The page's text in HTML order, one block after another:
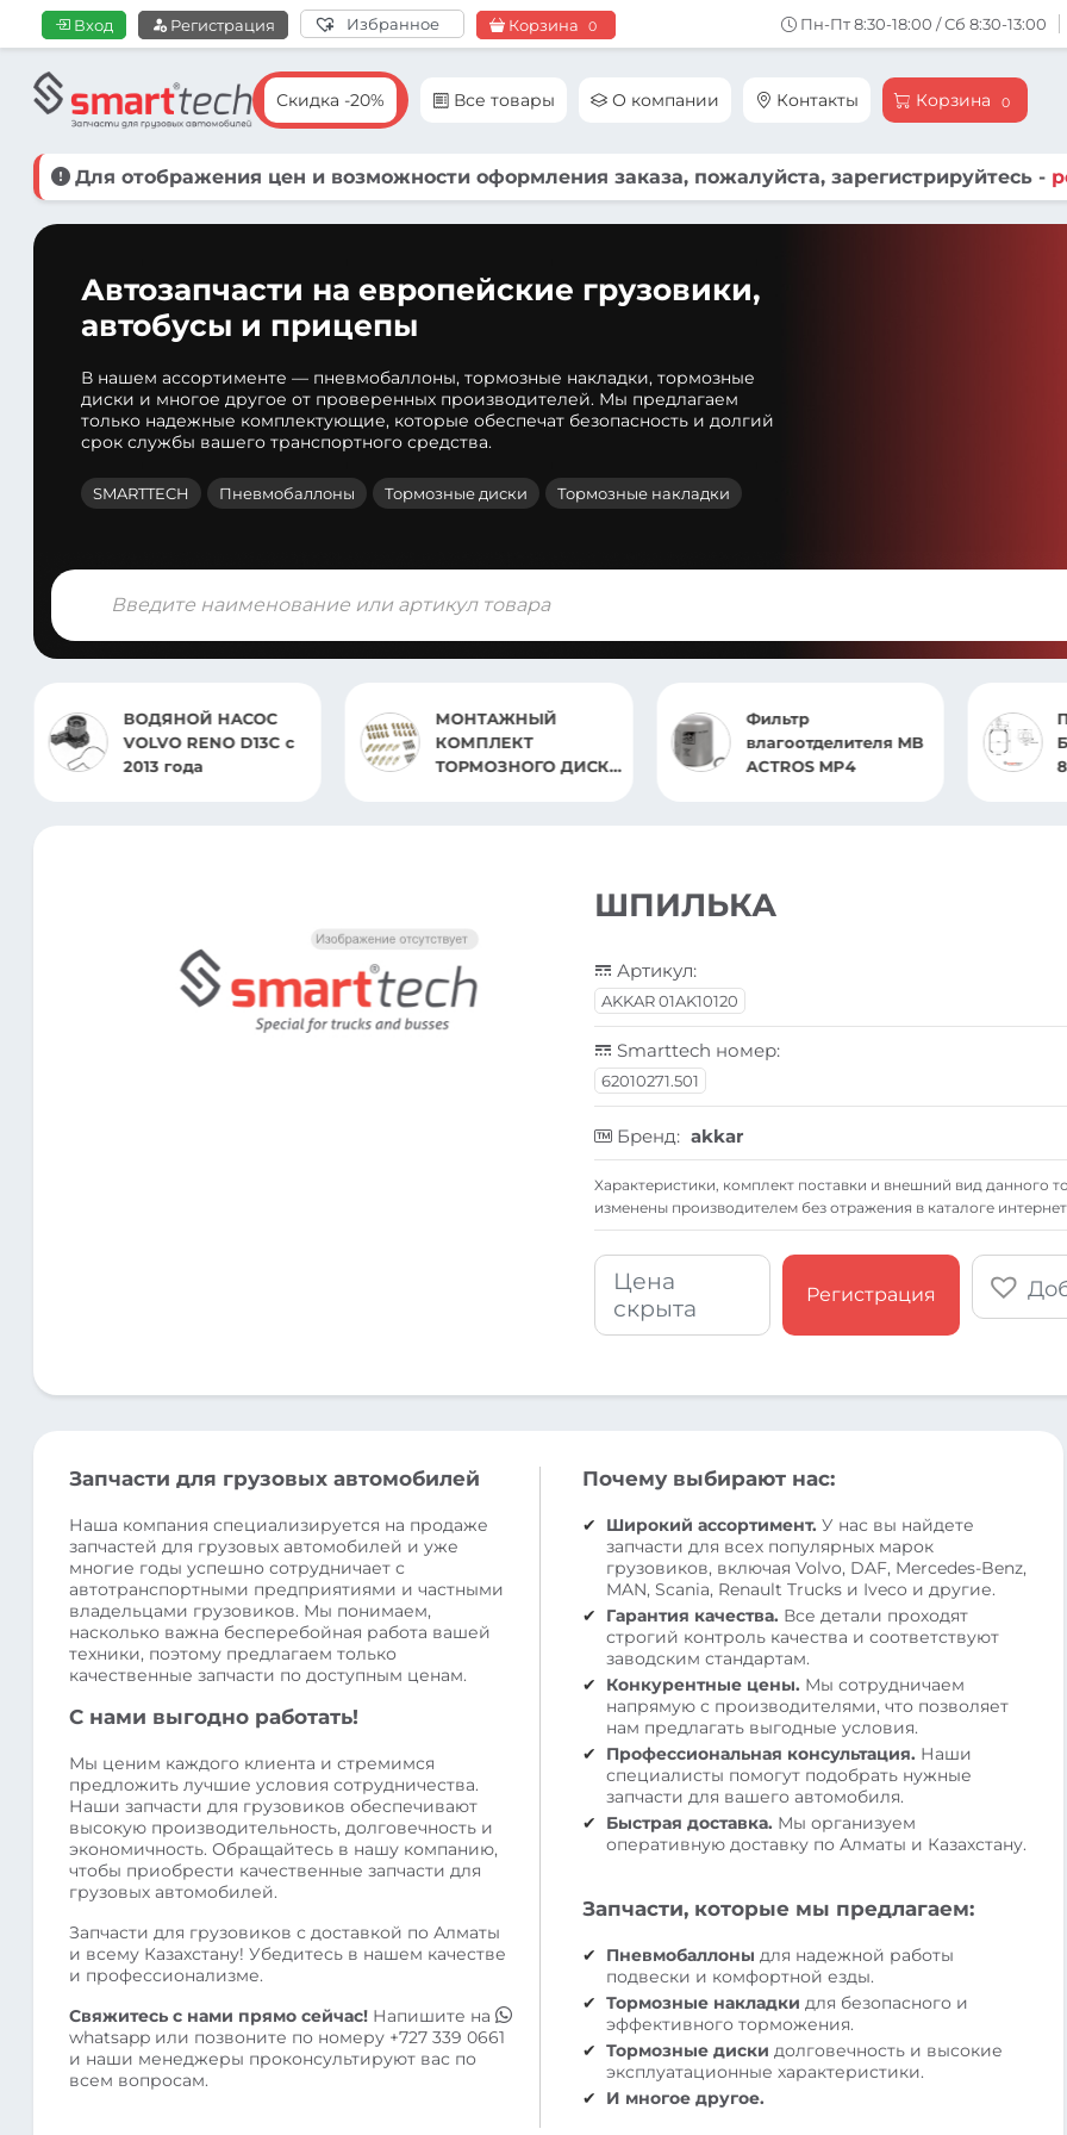
Вход Регистрация Избранное Корзина 0 Пн-Пт 8:30-18:00 / Сб 8:30-13:00
Скидка -20% Все товары О компании Контакты Корзина 0
Для отображения цен и возможности оформления заказа, пожалуйста, зарегистрируйтесь -
Автозапчасти на европейские грузовики,
автобусы и прицепы
В нашем ассортименте — пневмобаллоны, тормозные накладки, тормозные
диски и многое другое от проверенных производителей. Мы предлагаем
только надежные комплектующие, которые обеспечат безопасность и долгий
срок службы вашего транспортного средства.
SMARTTECH Пневмобаллоны Тормозные диски Тормозные накладки
Поиск
товаров
ВОДЯНОЙ НАСОС
VOLVO RENO D13C с
2013 года
МОНТАЖНЫЙ
КОМПЛЕКТ
ТОРМОЗНОГО ДИСКА
Фильтр
влагоотделителя MB
ACTROS MP4
БЕЗ СТАКАНА
8660.S
ШПИЛЬКА
Артикул:
AKKAR 01AK10120
Smarttech номер:
62010271.501
Бренд: akkar
Xарактеристики, комплект поставки и внешний вид данного
изменены производителем без отражения в каталоге
Цена
скрыта
Регистрация
Запчасти для грузовых автомобилей
Наша компания специализируется на продаже
запчастей для грузовых автомобилей и уже
многие годы успешно сотрудничает с
автотранспортными предприятиями и частными
владельцами грузовиков. Мы понимаем,
насколько важна бесперебойная работа вашей
техники, поэтому предлагаем только
качественные запчасти по доступным ценам.
С нами выгодно работать!
Мы ценим каждого клиента и стремимся
предложить лучшие условия сотрудничества.
Наши запчасти для грузовиков обеспечивают
высокую производительность, долговечность и
экономичность. Обращайтесь в нашу компанию,
чтобы приобрести качественные запчасти для
грузовых автомобилей.
Запчасти для грузовиков с доставкой по Алматы
и всему Казахстану! Убедитесь в нашем качестве
и профессионализме.
Свяжитесь с нами прямо сейчас! Напишите на
whatsapp или позвоните по номеру +727 339 0661
и наши менеджеры проконсультируют вас по
всем вопросам.
Почему выбирают нас:
Широкий ассортимент. У нас вы найдете
запчасти для всех популярных марок
грузовиков, включая Volvo, DAF, Mercedes-Benz,
MAN, Scania, Renault Trucks и Iveco и другие.
Гарантия качества. Все детали проходят
строгий контроль качества и соответствуют
заводским стандартам.
Конкурентные цены. Мы сотрудничаем
напрямую с производителями, что позволяет
нам предлагать выгодные условия.
Профессиональная консультация. Наши
специалисты помогут подобрать нужные
запчасти для вашего автомобиля.
Быстрая доставка. Мы организуем
оперативную доставку по Алматы и Казахстану.
Запчасти, которые мы предлагаем:
Пневмобаллоны для надежной работы
подвески и комфортной езды.
Тормозные накладки для безопасного и
эффективного торможения.
Тормозные диски долговечность и высокие
эксплуатационные характеристики.
И многое другое.